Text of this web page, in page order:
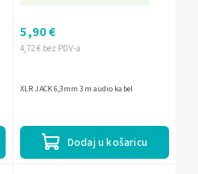
4,72 € bez PDV-a
5,90 €
Dodaj u košaricu
XLR JACK 6,3mm 3m audio kabel